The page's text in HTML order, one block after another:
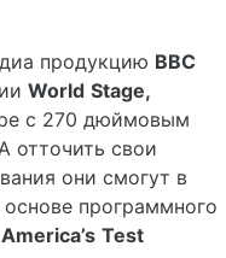
продукцию BBC
World Stage,
с 270 дюймовым
отточить свои
они смогут в
программного
America’s Test